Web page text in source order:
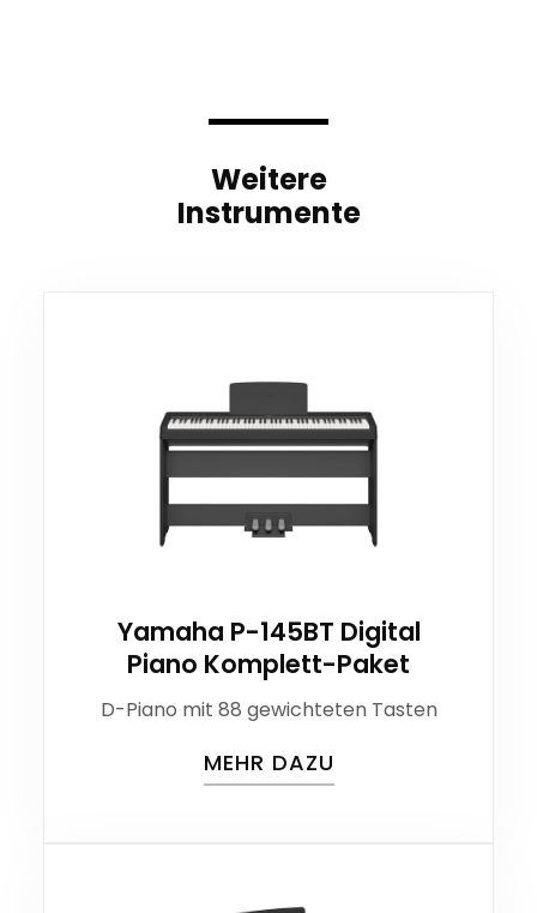
Weitere
Instrumente
Yamaha P-145BT Digital
Piano Komplett-Paket
D-Piano mit 88 gewichteten Tasten
MEHR DAZU